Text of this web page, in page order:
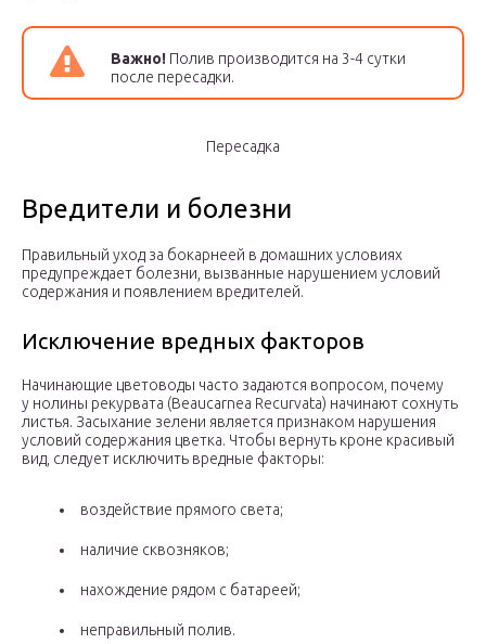
Важно! Полив производится на 3-4 сутки
после пересадки.
Пересадка
Вредители и болезни
Правильный уход за бокарнеей в домашних условиях
предупреждает болезни, вызванные нарушением условий
содержания и появлением вредителей.
Исключение вредных факторов
Начинающие цветоводы часто задаются вопросом, почему
у нолины рекурвата (Beaucarnea Recurvatа) начинают сохнуть
листья. Засыхание зелени является признаком нарушения
условий содержания цветка. Чтобы вернуть кроне красивый
вид, следует исключить вредные факторы:
воздействие прямого света;
наличие сквозняков;
нахождение рядом с батареей;
неправильный полив.